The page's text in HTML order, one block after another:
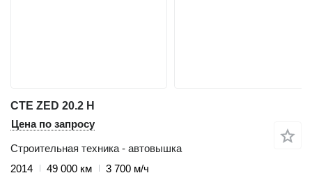
CTE ZED 20.2 H
Цена по запросу
Строительная техника - автовышка
2014
49 000 км
3 700 м/ч